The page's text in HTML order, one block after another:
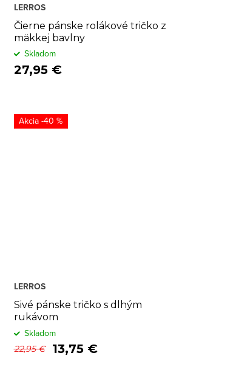
Čierne pánske rolákové tričko z
mäkkej bavlny
LERROS
27,95 €
Skladom
-40 %
Sivé pánske tričko s dlhým
rukávom
LERROS
22,95 € 13,75 €
Skladom